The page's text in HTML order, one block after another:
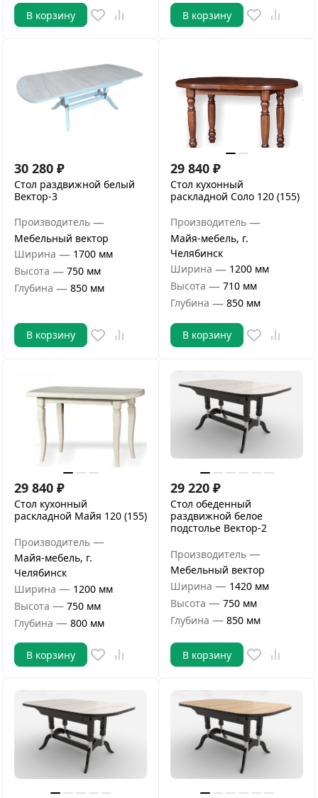
В корзину В корзину
30 280 ₽
Стол раздвижной белый
Вектор-3
Производитель —
Мебельный вектор
Ширина — 1700 мм
Высота — 750 мм
Глубина — 850 мм
В корзину
29 840 ₽
Стол кухонный
раскладной Соло 120 (155)
Производитель —
Майя-мебель, г.
Челябинск
Ширина — 1200 мм
Высота — 710 мм
Глубина — 850 мм
В корзину
29 840 ₽
Стол кухонный
раскладной Майя 120 (155)
Производитель —
Майя-мебель, г.
Челябинск
Ширина — 1200 мм
Высота — 750 мм
Глубина — 800 мм
В корзину
29 220 ₽
Стол обеденный
раздвижной белое
подстолье Вектор-2
Производитель —
Мебельный вектор
Ширина — 1420 мм
Высота — 750 мм
Глубина — 850 мм
В корзину